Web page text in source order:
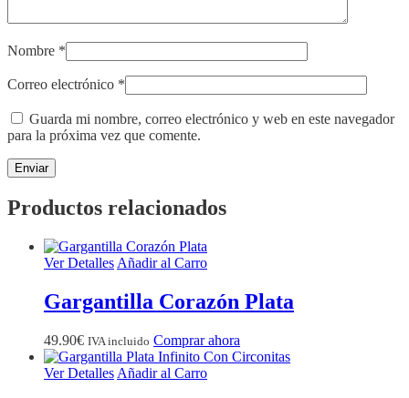
Nombre *
Correo electrónico *
Guarda mi nombre, correo electrónico y web en este navegador
para la próxima vez que comente.
Productos relacionados
Ver Detalles Añadir al Carro
Gargantilla Corazón Plata
49.90€ IVA incluido Comprar ahora
Ver Detalles Añadir al Carro